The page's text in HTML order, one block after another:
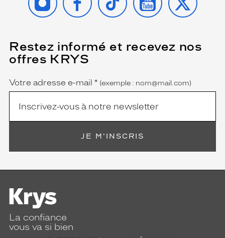
Restez informé et recevez nos
offres KRYS
Name
Votre adresse e-mail *
(Ce
champ
est
(exemple : nom@mail.com)
JE M'INSCRIS
La confiance
vous va si bien